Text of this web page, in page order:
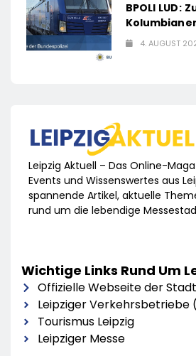
BPOLI LUD:
4. AUGUST
Leipzig Aktuell – Das Online-
Events und Wissenswertes aus
spannende Artikel, aktuelle
rund um die lebendige
Wichtige Links Rund Um
Offizielle Webseite der
Leipziger Verkehrsbetriebe
Tourismus Leipzig
Leipziger Messe